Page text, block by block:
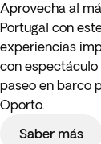
Aprovecha al
Portugal con
experiencias
con espectáculo
paseo en barco
Oporto.
Saber más